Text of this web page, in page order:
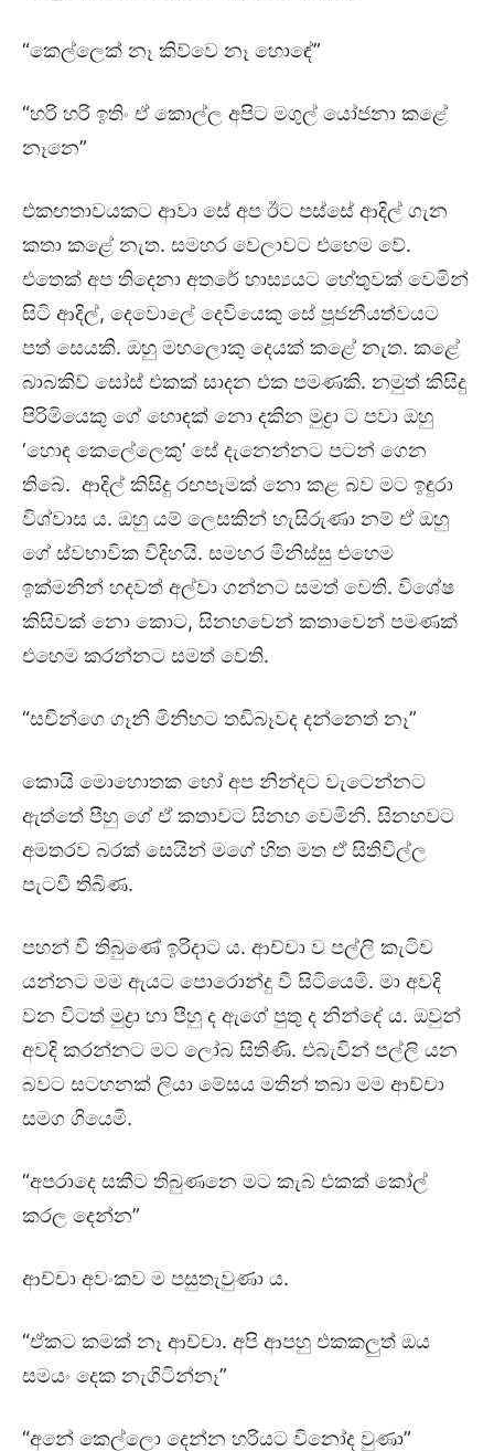
“කෙල්ලෙක් නෑ කිව්වෙ නෑ හොඳේ”
“හරි හරි ඉතිං ඒ කොල්ල අපිට මගුල් යෝජනා කළේ
නෑනෙ”
එකඟතාවයකට ආවා සේ අප ඊට පස්සේ ආදිල් ගැන
කතා කළේ නැත. සමහර වෙලාවට එහෙම වේ.
එතෙක් අප තිදෙනා අතරේ හාස්‍යයට හේතුවක් වෙමින්
සිටි ආදිල්, දෙවොලේ දෙවියෙකු සේ පූජනීයත්වයට
පත් සෙයකි. ඔහු මහලොකු දෙයක් කළේ නැත. කළේ
බාබකිව් සෝස් එකක් සාදන එක පමණකි. නමුත් කිසිදු
පිරිමියෙකු ගේ හොඳක් නො දකින මුද්‍රා ට පවා ඔහු
‘හොඳ කෙලේලෙකු’ සේ දැනෙන්නට පටන් ගෙන
තිබේ. ආදිල් කිසිදු රඟපෑමක් නො කළ බව මට ඉඳුරා
විශ්වාස ය. ඔහු යම් ලෙසකින් හැසිරුණා නම් ඒ ඔහු
ගේ ස්වභාවික විදිහයි. සමහර මිනිස්සු එහෙම
ඉක්මනින් හදවත් අල්වා ගන්නට සමත් වෙති. විශේෂ
කිසිවක් නො කොට, සිනහවෙන් කතාවෙන් පමණක්
එහෙම කරන්නට සමත් වෙති.
“සචින්ගෙ ගෑනි මිනිහට තඩිබෑවද දන්නෙත් නෑ”
කොයි මොහොතක හෝ අප නින්දට වැටෙන්නට
ඇත්තේ පීහු ගේ ඒ කතාවට සිනහ වෙමිනි. සිනහවට
අමතරව බරක් සෙයින් මගේ හිත මත ඒ සිතිවිල්ල
පැටවී තිබිණ.
පහන් වී තිබුණේ ඉරිදාට ය. ආච්චා ව පල්ලි කැටිව
යන්නට මම ඇයට පොරොන්දු වී සිටියෙමි. මා අවදි
වන විටත් මුද්‍රා හා පීහු ද ඇගේ පුතු ද නින්දේ ය. ඔවුන්
අවදි කරන්නට මට ලෝබ සිතිණි. එබැවින් පල්ලි යන
බවට සටහනක් ලියා මේසය මතින් තබා මම ආච්චා
සමග ගියෙමි.
“අපරාදෙ සකීට තිබුණනෙ මට කැබ් එකක් කෝල්
කරල දෙන්න”
ආච්චා අවංකව ම පසුතැවුණා ය.
“ඒකට කමක් නෑ ආච්චා. අපි ආපහු එකකලුත් ඔය
සමයං දෙක නැගිටින්නෑ”
“අනේ කෙල්ලො දෙන්න හරියට විනෝද වුණා”